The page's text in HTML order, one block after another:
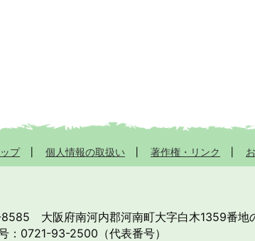
プ 個人情報の取扱い 著作権・リンク
8585 大阪府南河内郡河南町大字白木1359番地
：0721-93-2500（代表番号）